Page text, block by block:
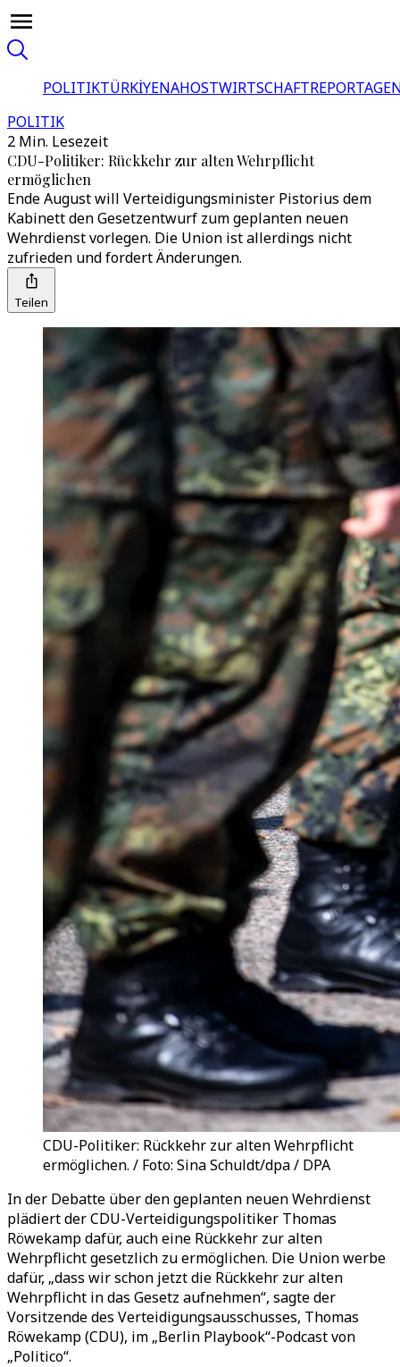
POLITIKTÜRKİYENAHOSTWIRTSCHAFT
POLITIK
2 Min. Lesezeit
CDU-Politiker: Rückkehr zur alten Wehrpflicht
ermöglichen
Ende August will Verteidigungsminister Pistorius dem
Kabinett den Gesetzentwurf zum geplanten neuen
Wehrdienst vorlegen. Die Union ist allerdings nicht
zufrieden und fordert Änderungen.
Teilen
CDU-Politiker: Rückkehr zur alten Wehrpflicht
ermöglichen. / Foto: Sina Schuldt/dpa / DPA
In der Debatte über den geplanten neuen Wehrdienst
plädiert der CDU-Verteidigungspolitiker Thomas
Röwekamp dafür, auch eine Rückkehr zur alten
Wehrpflicht gesetzlich zu ermöglichen. Die Union werbe
dafür, „dass wir schon jetzt die Rückkehr zur alten
Wehrpflicht in das Gesetz aufnehmen“, sagte der
Vorsitzende des Verteidigungsausschusses, Thomas
Röwekamp (CDU), im „Berlin Playbook“-Podcast von
„Politico“.